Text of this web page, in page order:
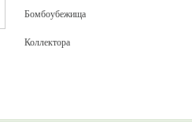
Бомбоубежища
Коллектора